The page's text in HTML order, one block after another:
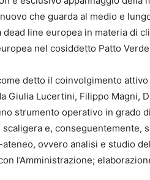
che guarda al medio e
line europea in materia di
nel cosiddetto Patto
detto il coinvolgimento
Giulia Lucertini, Filippo Magni,
strumento operativo in grado
scaligera e,
ovvero analisi e studio
l’Amministrazione;